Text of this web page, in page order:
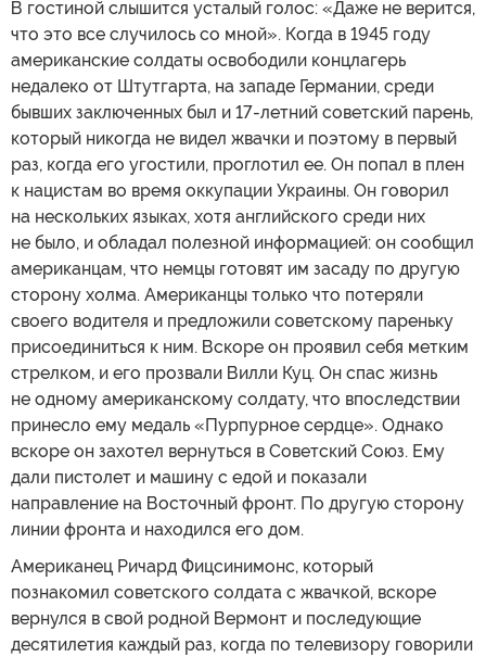
В гостиной слышится усталый голос: «Даже не верится,
что это все случилось со мной». Когда в 1945 году
американские солдаты освободили концлагерь
недалеко от Штутгарта, на западе Германии, среди
бывших заключенных был и 17-летний советский парень,
который никогда не видел жвачки и поэтому в первый
раз, когда его угостили, проглотил ее. Он попал в плен
к нацистам во время оккупации Украины. Он говорил
на нескольких языках, хотя английского среди них
не было, и обладал полезной информацией: он сообщил
американцам, что немцы готовят им засаду по другую
сторону холма. Американцы только что потеряли
своего водителя и предложили советскому пареньку
присоединиться к ним. Вскоре он проявил себя метким
стрелком, и его прозвали Вилли Куц. Он спас жизнь
не одному американскому солдату, что впоследствии
принесло ему медаль «Пурпурное сердце». Однако
вскоре он захотел вернуться в Советский Союз. Ему
дали пистолет и машину с едой и показали
направление на Восточный фронт. По другую сторону
линии фронта и находился его дом.
Американец Ричард Фицсинимонс, который
познакомил советского солдата с жвачкой, вскоре
вернулся в свой родной Вермонт и последующие
десятилетия каждый раз, когда по телевизору говорили